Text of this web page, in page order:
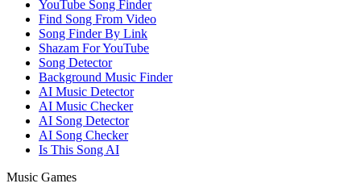
YouTube Song Finder
Find Song From Video
Song Finder By Link
Shazam For YouTube
Song Detector
Background Music Finder
AI Music Detector
AI Music Checker
AI Song Detector
AI Song Checker
Is This Song AI
Music Games